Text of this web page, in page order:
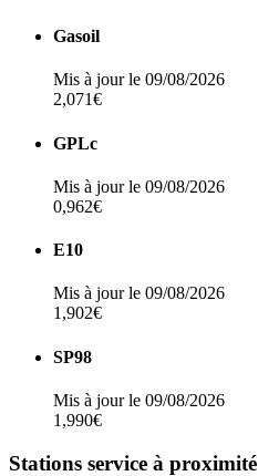
Gasoil
Mis à jour le 09/08/2026
2,071€
GPLc
Mis à jour le 09/08/2026
0,962€
E10
Mis à jour le 09/08/2026
1,902€
SP98
Mis à jour le 09/08/2026
1,990€
Stations service à proximité